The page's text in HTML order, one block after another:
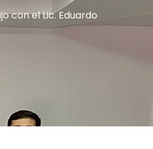
con el Lic. Eduardo